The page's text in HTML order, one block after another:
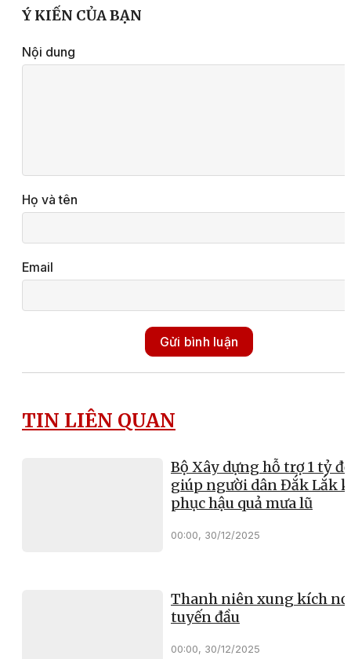
Ý KIẾN CỦA BẠN
Nội dung
Họ và tên
Email
Gửi bình luận
TIN LIÊN QUAN
Bộ Xây dựng hỗ trợ 1 tỷ
giúp người dân Đắk Lắk
phục hậu quả mưa lũ
00:00, 30/12/2025
Thanh niên xung kích
tuyến đầu
00:00, 30/12/2025